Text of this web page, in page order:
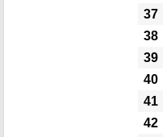
37
38
39
40
41
42